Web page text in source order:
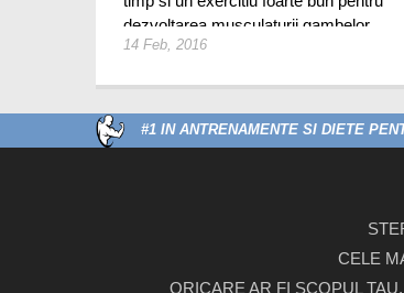
dezvoltarea musculaturii gambelor.
14 Feb, 2016
#1 IN ANTRENAMENTE SI DIETE
CELE
ORICARE AR FI SCOPUL